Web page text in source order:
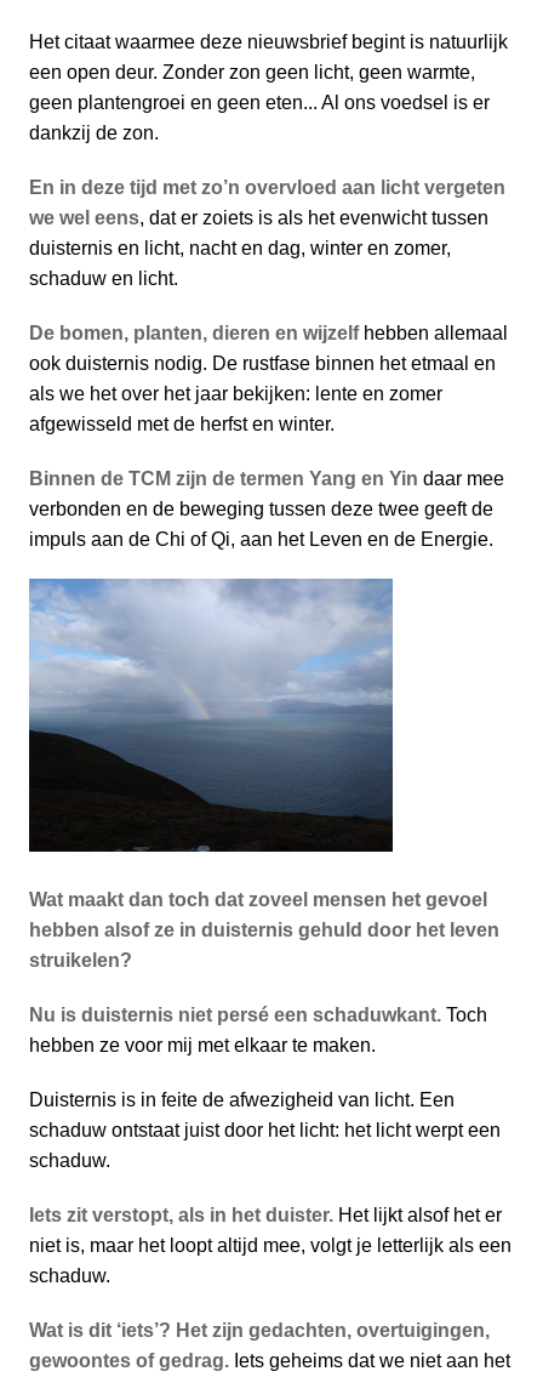
Het citaat waarmee deze nieuwsbrief begint is natuurlijk
een open deur. Zonder zon geen licht, geen warmte,
geen plantengroei en geen eten... Al ons voedsel is er
dankzij de zon.
En in deze tijd met zo’n overvloed aan licht vergeten
we wel eens, dat er zoiets is als het evenwicht tussen
duisternis en licht, nacht en dag, winter en zomer,
schaduw en licht.
De bomen, planten, dieren en wijzelf hebben allemaal
ook duisternis nodig. De rustfase binnen het etmaal en
als we het over het jaar bekijken: lente en zomer
afgewisseld met de herfst en winter.
Binnen de TCM zijn de termen Yang en Yin daar mee
verbonden en de beweging tussen deze twee geeft de
impuls aan de Chi of Qi, aan het Leven en de Energie.
Wat maakt dan toch dat zoveel mensen het gevoel
hebben alsof ze in duisternis gehuld door het leven
struikelen?
Nu is duisternis niet persé een schaduwkant.Toch
hebben ze voor mij met elkaar te maken.
Duisternis is in feite de afwezigheid van licht. Een
schaduw ontstaat juist door het licht: het licht werpt een
schaduw.
Iets zit verstopt, als in het duister.Het lijkt alsof het er
niet is, maar het loopt altijd mee, volgt je letterlijk als een
schaduw.
Wat is dit ‘iets’? Het zijn gedachten, overtuigingen,
gewoontes of gedrag. Iets geheims dat we niet aan het